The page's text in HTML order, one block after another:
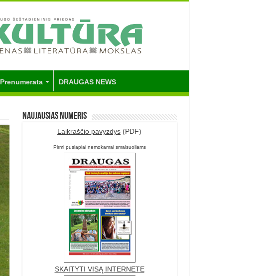
Prenumerata DRAUGAS NEWS
Naujausias numeris
Laikraščio pavyzdys (PDF)
Pirmi puslapiai nemokamai smalsuoliams
SKAITYTI VISĄ INTERNETE